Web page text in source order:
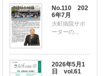
No.110 202
6年7月
大町病院サポ
ーターの...
2026年5月1
日 vol.61